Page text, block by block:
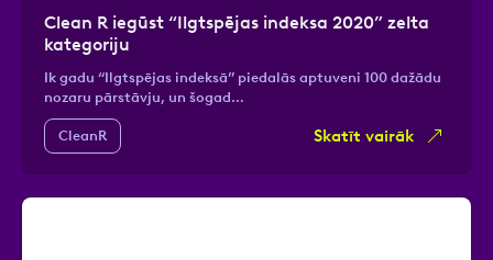
Clean R iegūst “Ilgtspējas indeksa 2020” zelta
kategoriju
Ik gadu “Ilgtspējas indeksā” piedalās aptuveni 100 dažādu
nozaru pārstāvju, un šogad…
CleanR Skatīt vairāk